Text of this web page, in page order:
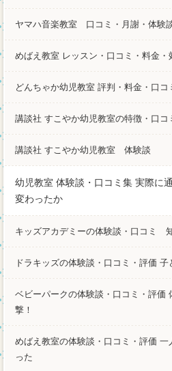
ヤマハ音楽教室 口コミ・月謝・体験
めばえ教室 レッスン・口コミ・料金・
どんちゃか幼児教室 評判・料金・口コ
講談社 すこやか幼児教室の特徴・口コ
講談社 すこやか幼児教室 体験談
幼児教室 体験談・口コミ集 実際に
変わったか
キッズアカデミーの体験談・口コミ
ドラキッズの体験談・口コミ・評価 子
ベビーパークの体験談・口コミ・評価
撃！
めばえ教室の体験談・口コミ・評価
った